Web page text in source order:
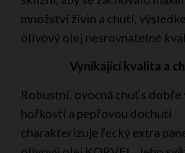
množství živin a chutí,
olivový olej nesrovnatelné
Vynikající kvalita a
Robustní, ovocná chuť s dobře
hořkostí a pepřovou dochutí
charakterizuje řecký extra